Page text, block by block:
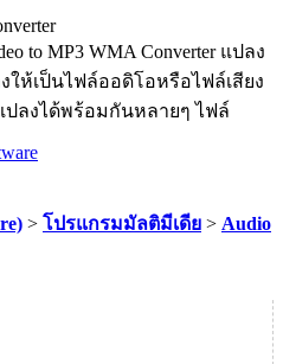
to MP3 WMA Converter แปลง
ห้เป็นไฟล์ออดิโอหรือไฟล์เสียง
ปลงได้พร้อมกันหลายๆ ไฟล์
> โปรแกรมมัลติมีเดีย > Audio